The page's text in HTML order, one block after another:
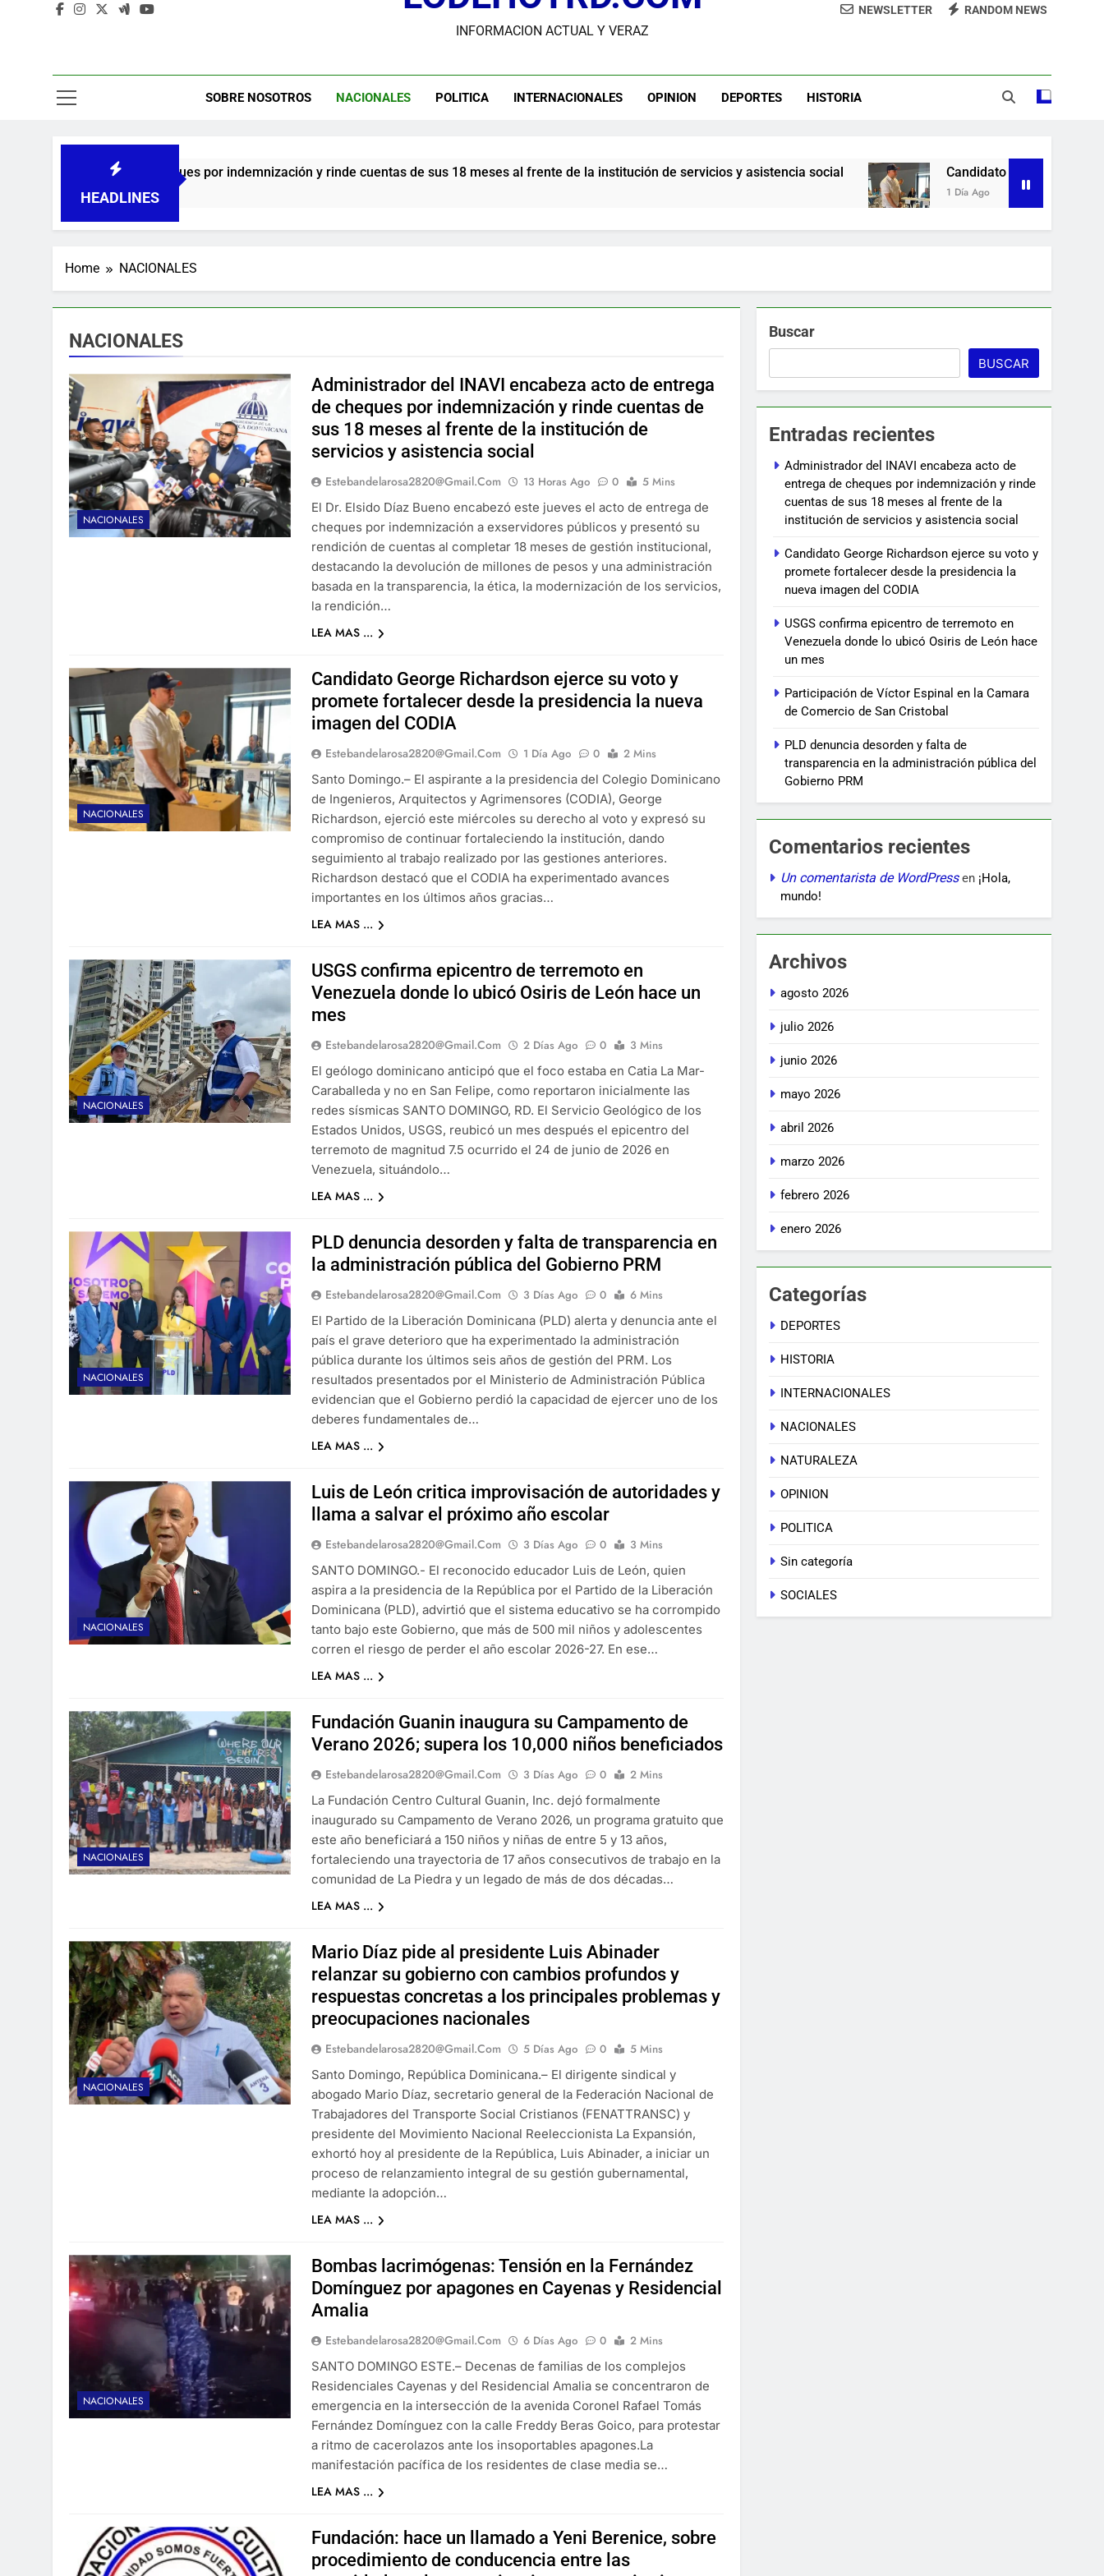
Administrador del INAVI encabeza acto de entrega de cheques por indemnización y rinde cuentas de sus 18
USGS confirma epicentro de terremoto en Venezuela donde lo ubicó Osiris de León hace un mes
INFORMACION ACTUAL Y VERAZ
NEWSLETTER RANDOM NEWS
SOBRE NOSOTROS NACIONALES POLITICA INTERNACIONALES OPINION DEPORTES HISTORIA
HEADLINES
de cheques por indemnización y rinde cuentas de sus 18 meses al frente de la institución de servicios y asistencia social Candidato George Richardson ejerce su
1 Día Ago
Home NACIONALES
NACIONALES
NACIONALES
Administrador del INAVI encabeza acto de entrega
de cheques por indemnización y rinde cuentas de
sus 18 meses al frente de la institución de
servicios y asistencia social
Estebandelarosa2820@gmail.com 13 Horas Ago 0
5 Mins
El Dr. Elsido Díaz Bueno encabezó este jueves el acto de entrega de
cheques por indemnización a exservidores públicos y presentó su
rendición de cuentas al completar 18 meses de gestión institucional,
destacando la devolución de millones de pesos y una administración
basada en la transparencia, la ética, la modernización de los servicios,
la rendición…
LEA MAS ...
NACIONALES
Candidato George Richardson ejerce su voto y
promete fortalecer desde la presidencia la nueva
imagen del CODIA
Estebandelarosa2820@gmail.com 1 Día Ago 0
2 Mins
Santo Domingo.– El aspirante a la presidencia del Colegio Dominicano
de Ingenieros, Arquitectos y Agrimensores (CODIA), George
Richardson, ejerció este miércoles su derecho al voto y expresó su
compromiso de continuar fortaleciendo la institución, dando
seguimiento al trabajo realizado por las gestiones anteriores.
Richardson destacó que el CODIA ha experimentado avances
importantes en los últimos años gracias…
LEA MAS ...
NACIONALES
USGS confirma epicentro de terremoto en
Venezuela donde lo ubicó Osiris de León hace un
mes
Estebandelarosa2820@gmail.com 2 Días Ago 0
3 Mins
El geólogo dominicano anticipó que el foco estaba en Catia La Mar-
Caraballeda y no en San Felipe, como reportaron inicialmente las
redes sísmicas SANTO DOMINGO, RD. El Servicio Geológico de los
Estados Unidos, USGS, reubicó un mes después el epicentro del
terremoto de magnitud 7.5 ocurrido el 24 de junio de 2026 en
Venezuela, situándolo…
LEA MAS ...
NACIONALES
PLD denuncia desorden y falta de transparencia en
la administración pública del Gobierno PRM
Estebandelarosa2820@gmail.com 3 Días Ago 0
6 Mins
El Partido de la Liberación Dominicana (PLD) alerta y denuncia ante el
país el grave deterioro que ha experimentado la administración
pública durante los últimos seis años de gestión del PRM. Los
resultados presentados por el Ministerio de Administración Pública
evidencian que el Gobierno perdió la capacidad de ejercer uno de los
deberes fundamentales de…
LEA MAS ...
NACIONALES
Luis de León critica improvisación de autoridades y
llama a salvar el próximo año escolar
Estebandelarosa2820@gmail.com 3 Días Ago 0
3 Mins
SANTO DOMINGO.- El reconocido educador Luis de León, quien
aspira a la presidencia de la República por el Partido de la Liberación
Dominicana (PLD), advirtió que el sistema educativo se ha corrompido
tanto bajo este Gobierno, que más de 500 mil niños y adolescentes
corren el riesgo de perder el año escolar 2026-27. En ese…
LEA MAS ...
NACIONALES
Fundación Guanin inaugura su Campamento de
Verano 2026; supera los 10,000 niños beneficiados
Estebandelarosa2820@gmail.com 3 Días Ago 0
2 Mins
La Fundación Centro Cultural Guanin, Inc. dejó formalmente
inaugurado su Campamento de Verano 2026, un programa gratuito que
este año beneficiará a 150 niños y niñas de entre 5 y 13 años,
fortaleciendo una trayectoria de 17 años consecutivos de trabajo en la
comunidad de La Piedra y un legado de más de dos décadas…
LEA MAS ...
NACIONALES
Mario Díaz pide al presidente Luis Abinader
relanzar su gobierno con cambios profundos y
respuestas concretas a los principales problemas y
preocupaciones nacionales
Estebandelarosa2820@gmail.com 5 Días Ago 0
5 Mins
Santo Domingo, República Dominicana.– El dirigente sindical y
abogado Mario Díaz, secretario general de la Federación Nacional de
Trabajadores del Transporte Social Cristianos (FENATTRANSC) y
presidente del Movimiento Nacional Reeleccionista La Expansión,
exhortó hoy al presidente de la República, Luis Abinader, a iniciar un
proceso de relanzamiento integral de su gestión gubernamental,
mediante la adopción…
LEA MAS ...
NACIONALES
Bombas lacrimógenas: Tensión en la Fernández
Domínguez por apagones en Cayenas y Residencial
Amalia
Estebandelarosa2820@gmail.com 6 Días Ago 0
2 Mins
​SANTO DOMINGO ESTE.– Decenas de familias de los complejos
Residenciales Cayenas y del Residencial Amalia se concentraron de
emergencia en la intersección de la avenida Coronel Rafael Tomás
Fernández Domínguez con la calle Freddy Beras Goico, para protestar
a ritmo de cacerolazos ante los insoportables apagones.​La
manifestación pacífica de los residentes de clase media se…
LEA MAS ...
Fundación: hace un llamado a Yeni Berenice, sobre
procedimiento de conducencia entre las
Buscar
BUSCAR
Entradas recientes
Administrador del INAVI encabeza acto de
entrega de cheques por indemnización y rinde
cuentas de sus 18 meses al frente de la
institución de servicios y asistencia social
Candidato George Richardson ejerce su voto y
promete fortalecer desde la presidencia la
nueva imagen del CODIA
USGS confirma epicentro de terremoto en
Venezuela donde lo ubicó Osiris de León hace
un mes
Participación de Víctor Espinal en la Camara
de Comercio de San Cristobal
PLD denuncia desorden y falta de
transparencia en la administración pública del
Gobierno PRM
Comentarios recientes
Un comentarista de WordPressen ¡Hola,
mundo!
Archivos
agosto 2026
julio 2026
junio 2026
mayo 2026
abril 2026
marzo 2026
febrero 2026
enero 2026
Categorías
DEPORTES
HISTORIA
INTERNACIONALES
NACIONALES
NATURALEZA
OPINION
POLITICA
Sin categoría
SOCIALES